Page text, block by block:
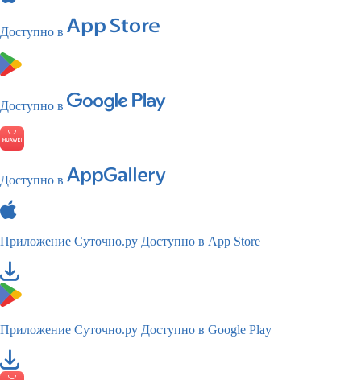
Доступно в
Доступно в
Доступно в
Приложение Суточно.ру Доступно в App Store
Приложение Суточно.ру Доступно в Google Play